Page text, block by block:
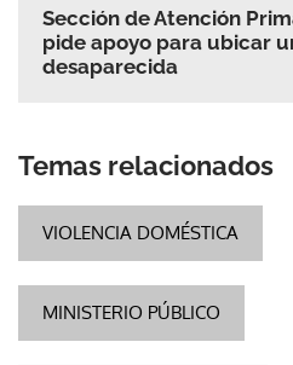
Sección de Atención
pide apoyo para ubicar
desaparecida
Temas relacionados
VIOLENCIA DOMÉSTICA
MINISTERIO PÚBLICO